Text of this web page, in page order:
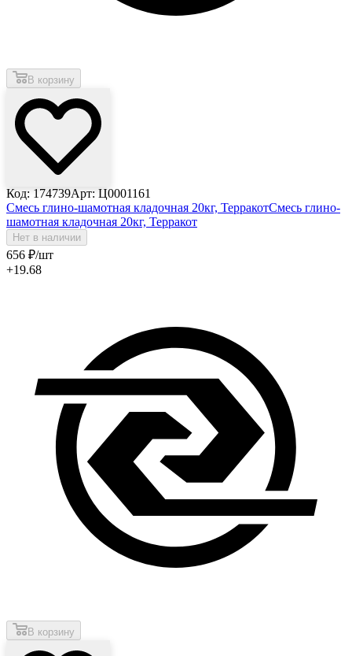
В корзину
Код: 174739Арт: Ц0001161
Смесь глино-шамотная кладочная 20кг, ТерракотСмесь глино-
шамотная кладочная 20кг, Терракот
Нет в наличии
656 ₽/шт
+19.68
В корзину